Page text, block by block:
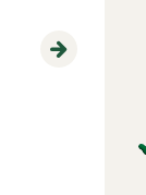
Next